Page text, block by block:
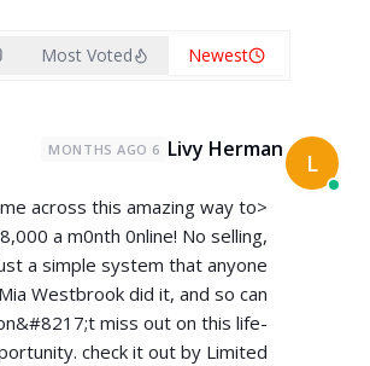
Newest
Most Voted
L
Livy Herman
6 MONTHS AGO
across this amazing way to
a m0nth 0nline! No selling,
a simple system that anyone
Westbrook did it, and so can
miss out on this life-
check it out by Limited